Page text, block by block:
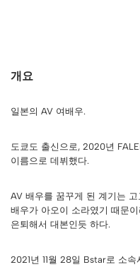
개요
일본의 AV 여배우.
도쿄도 출신으로, 2020년
이름으로 데뷔했다.
AV 배우를 꿈꾸게 된 계기는
배우가 아오이 소라였기 때문
은퇴해서 대본인듯 하다.
2021년 11월 28일 Bstar로 소